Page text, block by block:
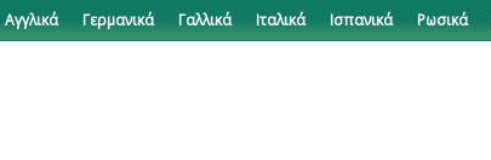
Αγγλικά Γερμανικά Γαλλικά Ιταλικά Ισπανικά Ρωσικά